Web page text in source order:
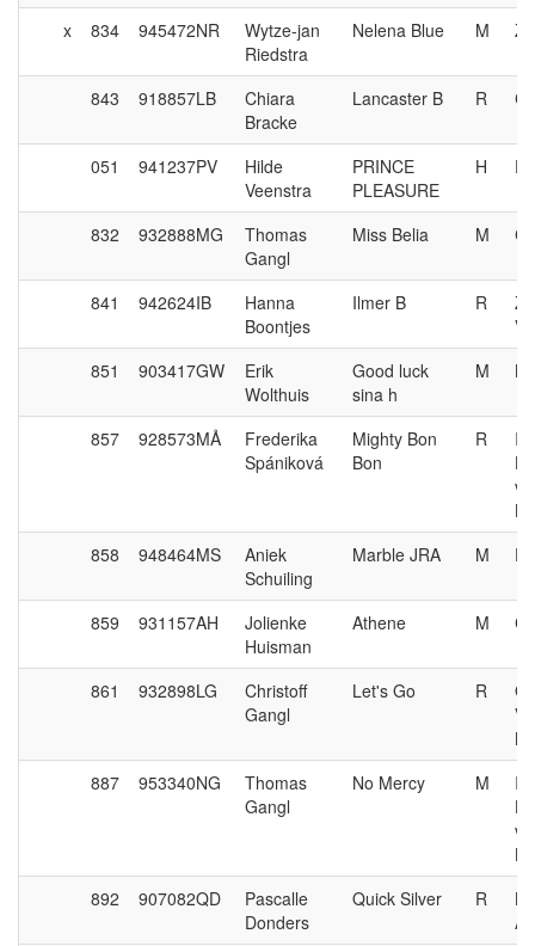
x 834 945472NR
Wytze-jan
Riedstra
Nelena Blue M
843 918857LB
Chiara
Bracke
Lancaster B R
051 941237PV
Hilde
Veenstra
PRINCE
PLEASURE
H
832 932888MG
Thomas
Gangl
Miss Belia M
841 942624IB
Hanna
Boontjes
Ilmer B R
851
903417GW
Erik
Wolthuis
Good luck
sina h
M
857 928573MÅ
Frederika
Spániková
Mighty Bon
Bon
R
It's
858
948464MS
Aniek
Schuiling
Marble JRA M
859 931157AH
Jolienke
Huisman
Athene M
861 932898LG
Christoff
Gangl
Let's Go R
Vh
887
953340NG
Thomas
Gangl
No Mercy M
It's
892
907082QD
Pascalle
Donders
Quick Silver R